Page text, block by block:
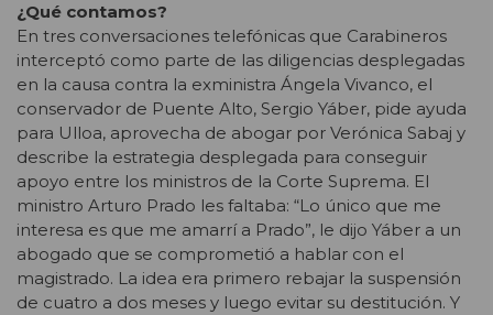
¿Qué contamos?
En tres conversaciones telefónicas que Carabineros
interceptó como parte de las diligencias desplegadas
en la causa contra la exministra Ángela Vivanco, el
conservador de Puente Alto, Sergio Yáber, pide ayuda
para Ulloa, aprovecha de abogar por Verónica Sabaj y
describe la estrategia desplegada para conseguir
apoyo entre los ministros de la Corte Suprema. El
ministro Arturo Prado les faltaba: “Lo único que me
interesa es que me amarrí a Prado”, le dijo Yáber a un
abogado que se comprometió a hablar con el
magistrado. La idea era primero rebajar la suspensión
de cuatro a dos meses y luego evitar su destitución. Y